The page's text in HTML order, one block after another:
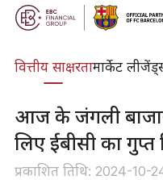
वित्तीय साक्षरतामार्केट
आज के जंगली
लिए ईबीसी का गुप्त
प्रकाशित तिथि: 2024-10-